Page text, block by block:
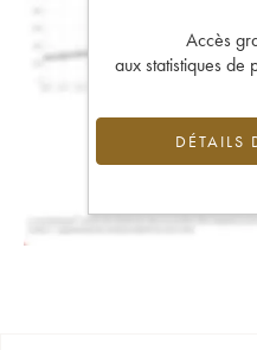
Accès
aux statistiques
DÉTAILS